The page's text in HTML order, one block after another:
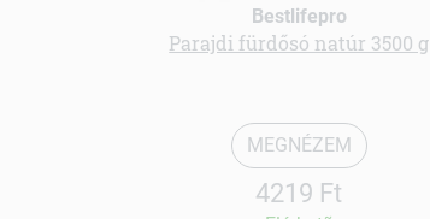
Bestlifepro
Parajdi fürdősó natúr 3500 g
MEGNÉZEM
4219 Ft